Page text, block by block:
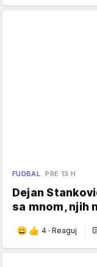
FUDBAL PRE 13 H
Dejan
sa mnom, njih
4 · Reaguj